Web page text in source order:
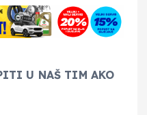
U NAŠ TIM AKO